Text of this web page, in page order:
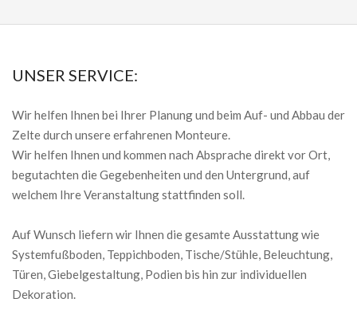
UNSER SERVICE:
Wir helfen Ihnen bei Ihrer Planung und beim Auf- und Abbau der
Zelte durch unsere erfahrenen Monteure.
Wir helfen Ihnen und kommen nach Absprache direkt vor Ort,
begutachten die Gegebenheiten und den Untergrund, auf
welchem Ihre Veranstaltung stattfinden soll.
Auf Wunsch liefern wir Ihnen die gesamte Ausstattung wie
Systemfußboden, Teppichboden, Tische/Stühle, Beleuchtung,
Türen, Giebelgestaltung, Podien bis hin zur individuellen
Dekoration.